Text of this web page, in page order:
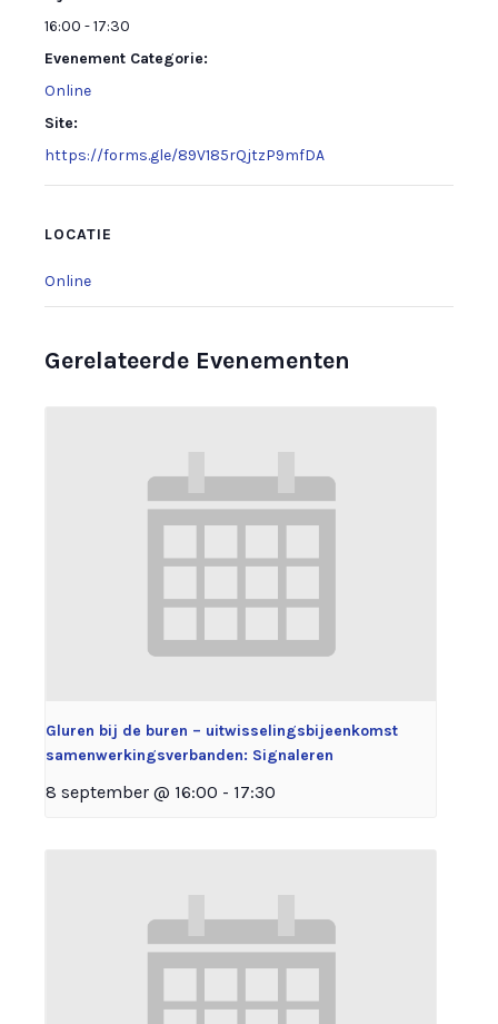
16:00 - 17:30
Evenement Categorie:
Online
Site:
https://forms.gle/89V185rQjtzP9mfDA
LOCATIE
Online
Gerelateerde Evenementen
Gluren bij de buren – uitwisselingsbijeenkomst
samenwerkingsverbanden: Signaleren
8 september @ 16:00 - 17:30